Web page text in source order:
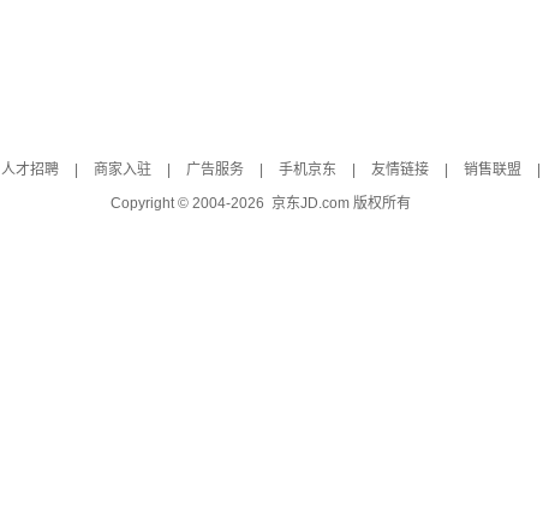
人才招聘 商家入驻 广告服务 手机京东 友情链接 销售联盟
Copyright © 2004-2026 京东JD.com 版权所有